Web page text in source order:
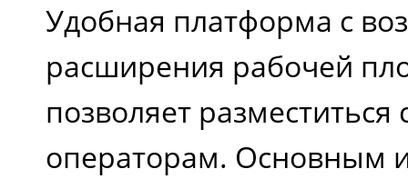
Удобная платформа с
расширения рабочей
позволяет разместиться
операторам. Основным